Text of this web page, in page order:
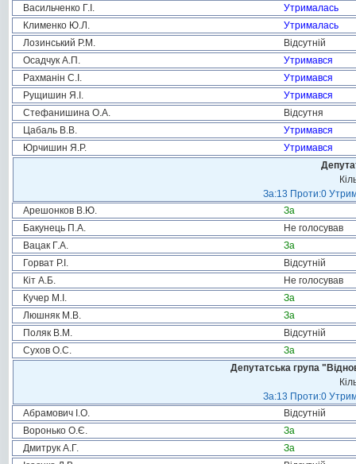
Васильченко Г.І.
Утрималась
Клименко Ю.Л.
Утрималась
Лозинський Р.М.
Відсутній
Осадчук А.П.
Утримався
Рахманін С.І.
Утримався
Рущишин Я.І.
Утримався
Стефанишина О.А.
Відсутня
Цабаль В.В.
Утримався
Юрчишин Я.Р.
Утримався
За:13 Проти:0
Арешонков В.Ю.
За
Бакунець П.А.
Не голосував
Вацак Г.А.
За
Горват Р.І.
Відсутній
Кіт А.Б.
Не голосував
Кучер М.І.
За
Люшняк М.В.
За
Поляк В.М.
Відсутній
Сухов О.С.
За
Депутатська група
За:13 Проти:0
Абрамович І.О.
Відсутній
Воронько О.Є.
За
Дмитрук А.Г.
За